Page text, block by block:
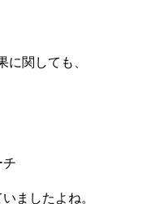
に関しても、
チ
ましたよね。